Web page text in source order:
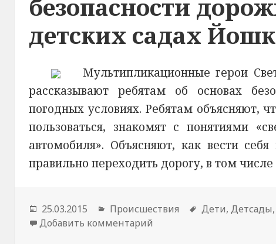
безопасности
детских садах
Мультипликационные герои
рассказывают ребятам об основах
погодных условиях. Ребятам объясняют,
пользоваться, знакомят с понятиями
автомобиля». Объясняют, как вести
правильно переходить дорогу, в том числе
Опубликовано
25.03.2015 Рубрики
Происшествия Метки
Дети,Детсады
Добавить комментарий